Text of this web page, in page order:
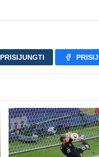
PRISIJUNGTI